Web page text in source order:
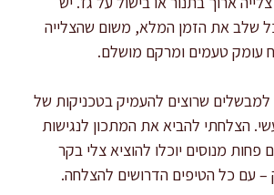
שלב את הזמן המלא, משום שהצלייה
עומק טעמים ומרקם מושלם.
שרוצים להעמיק בטכניקות של
הצלחתי להביא את המתכון לנגישות
מנוסים יוכלו להוציא צלי בקר
– עם כל הטיפים הדרושים להצלחה.